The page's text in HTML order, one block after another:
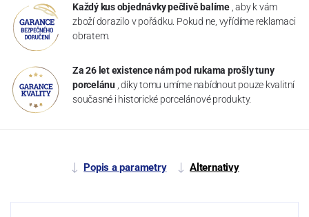
Každý kus objednávky pečlivě balíme , aby k vám
zboží dorazilo v pořádku. Pokud ne, vyřídíme reklamaci
obratem.
Za 26 let existence nám pod rukama prošly tuny
porcelánu , díky tomu umíme nabídnout pouze kvalitní
současné i historické porcelánové produkty.
Popis a parametry Alternativy